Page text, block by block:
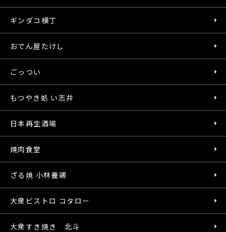
ギンダコ横丁
おでん屋たけし
ごっつい
もつやき処 い志井
日本再生酒場
焼肉食堂
ざる焼 小林養鶏
大衆ビストロ コタロー
大衆すき焼き 北斗